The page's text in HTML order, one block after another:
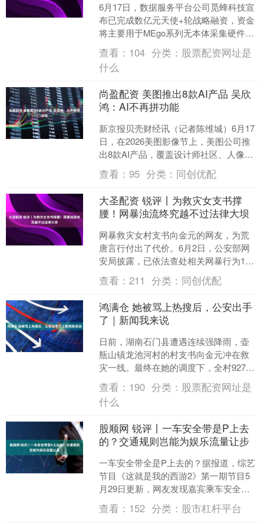
6月17日，数据服务平台公司觅蜂科技宣
布已完成数亿元天使+轮战略融资，资金
将主要用于MEgo系列无本体采集硬件量
产、数据治理平台迭代、全球采集网络
布局及数据生态....
查看： 104 分类： 股票配资网址是
什么
尚盈配资 美图推出8款AI产品 吴欣
鸿：AI不再拼功能
新京报贝壳财经讯（记者陈维城）6月17
日，在2026美图影像节上，美图公司推
出8款AI产品，覆盖设计师社区、人像修
图、商业设计、口播视频、概念影像、
音乐视觉化、....
查看：95 分类： 同创优配
大圣配资 锐评丨为救灾女支书撑
腰！网暴浊流终究越不过法律大坝
网暴救灾女村支书向金元的网友，为荒
唐言行付出了代价。6月2日，公安部网
安局披露，已依法查处相关网暴行为15
起，对秦某某、未某某等人依法行政处
罚。消息一出，许多网....
查看：211 分类： 同创优配
鸿满仓 她被骂上热搜后，公安出手
了｜新闻我来说
日前，湖南石门县遭遇连续强降雨，壶
瓶山镇龙池河村的村支书向金元冲在救
灾一线。最终在她的调度下，全村927人
零伤亡。 她在一则采访视频中声音嘶
哑、双眼红肿，却因当....
查看： 190 分类： 股票配资网址是
什么
股顺网 锐评丨一车安全带是P上去
的？交通规则岂能为娱乐流量让步
一车安全带全是P上去的？据报道，综艺
节目《这就是我的西游2》第一期节目5
月29日更新，网友发现嘉宾乘车安全带
全靠后期P图，僵硬的线条、模糊的边
缘、违和的色调，对....
查看： 152 分类： 股市杠杆平台